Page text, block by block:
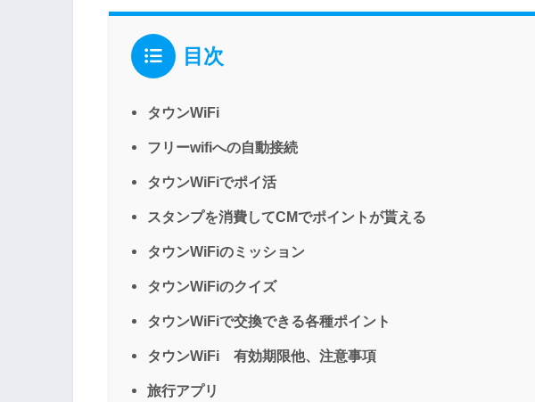
目次
タウンWiFi
フリーwifiへの自動接続
タウンWiFiでポイ活
スタンプを消費してCMでポイントが貰える
タウンWiFiのミッション
タウンWiFiのクイズ
タウンWiFiで交換できる各種ポイント
タウンWiFi 有効期限他、注意事項
旅行アプリ